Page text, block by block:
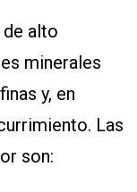
alto
minerales
y, en
Las
son: